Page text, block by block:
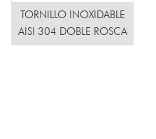
TORNILLO INOXIDABLE
AISI 304 DOBLE ROSCA